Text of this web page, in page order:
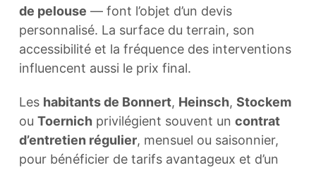
de pelouse — font l’objet d’un devis
personnalisé. La surface du terrain, son
accessibilité et la fréquence des interventions
influencent aussi le prix final.
Les habitants de Bonnert, Heinsch, Stockem
ou Toernichprivilégient souvent un contrat
d’entretien régulier, mensuel ou saisonnier,
pour bénéficier de tarifs avantageux et d’un